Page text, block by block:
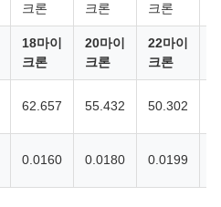
크론
크론
크론
18마이
크론
20마이
크론
22마이
크론
62.657 55.432 50.302
0.0160 0.0180 0.0199